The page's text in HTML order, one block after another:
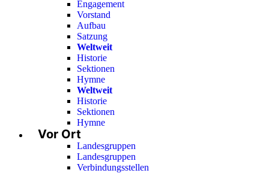
Engagement
Vorstand
Aufbau
Satzung
Weltweit
Historie
Sektionen
Hymne
Weltweit
Historie
Sektionen
Hymne
Vor Ort
Landesgruppen
Landesgruppen
Verbindungsstellen